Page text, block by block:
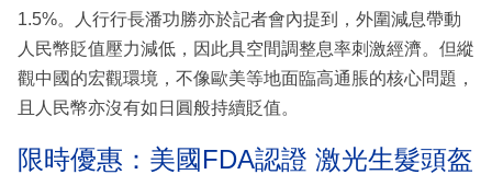
1.5%。人行行長潘功勝亦於記者會內提到，外圍減息帶動
人民幣貶值壓力減低，因此具空間調整息率刺激經濟。但縱
觀中國的宏觀環境，不像歐美等地面臨高通脹的核心問題，
且人民幣亦沒有如日圓般持續貶值。
限時優惠：美國FDA認證 激光生髮頭盔